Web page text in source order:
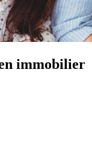
immobilier